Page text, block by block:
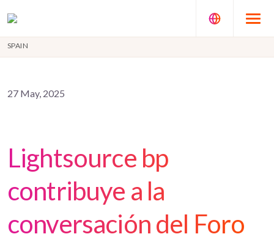
SPAIN
27 May, 2025
Lightsource bp
contribuye a la
conversación del Foro